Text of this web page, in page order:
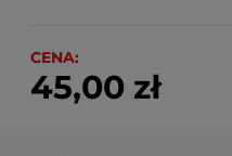
CENA:
45,00 zł